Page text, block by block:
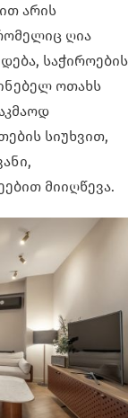
არის
ღია
საჭიროების
ოთახს
სიუხვით,
მიიღწევა.